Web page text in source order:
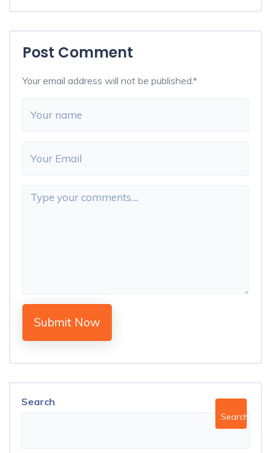
Post Comment
Your email address will not be published.*
Submit Now
Search
Search